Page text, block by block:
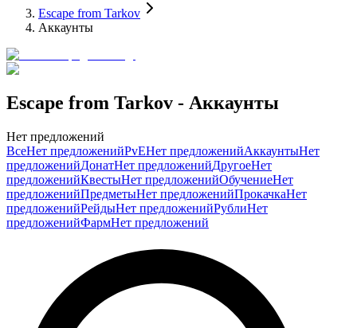
Escape from Tarkov
Аккаунты
Escape from Tarkov - Аккаунты
Нет предложений
ВсеНет предложенийPvEНет предложенийАккаунтыНет
предложенийДонатНет предложенийДругоеНет
предложенийКвестыНет предложенийОбучениеНет
предложенийПредметыНет предложенийПрокачкаНет
предложенийРейдыНет предложенийРублиНет
предложенийФармНет предложений